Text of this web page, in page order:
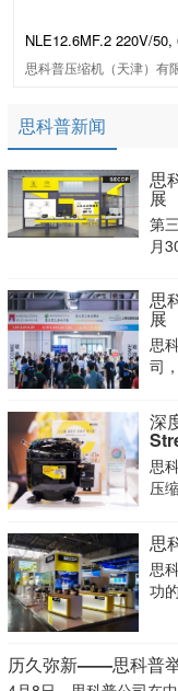
NLE12.6MF.2 220V/50,
思科普压缩机（天津）有
思科普新闻
思
展
第
月
思
展
思
司
深
思
压
大
思
思
功
历久弥新——思科普